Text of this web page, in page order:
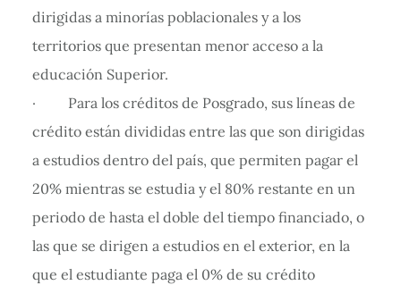
dirigidas a minorías poblacionales y a los
territorios que presentan menor acceso a la
educación Superior.
· Para los créditos de Posgrado, sus líneas de
crédito están divididas entre las que son dirigidas
a estudios dentro del país, que permiten pagar el
20% mientras se estudia y el 80% restante en un
periodo de hasta el doble del tiempo financiado, o
las que se dirigen a estudios en el exterior, en la
que el estudiante paga el 0% de su crédito